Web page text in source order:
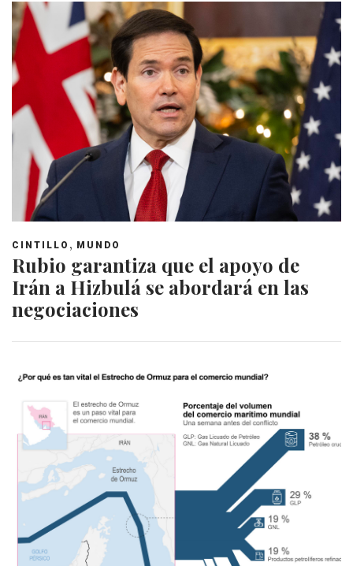
CINTILLO , MUNDO
Rubio garantiza que el apoyo de
Irán a Hizbulá se abordará en las
negociaciones